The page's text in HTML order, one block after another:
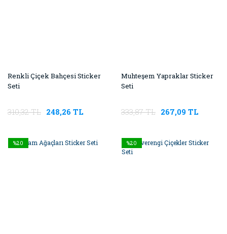
Renkli Çiçek Bahçesi Sticker
Seti
310,32 TL 248,26 TL
Muhteşem Yapraklar Sticker
Seti
333,87 TL 267,09 TL
%20 %20